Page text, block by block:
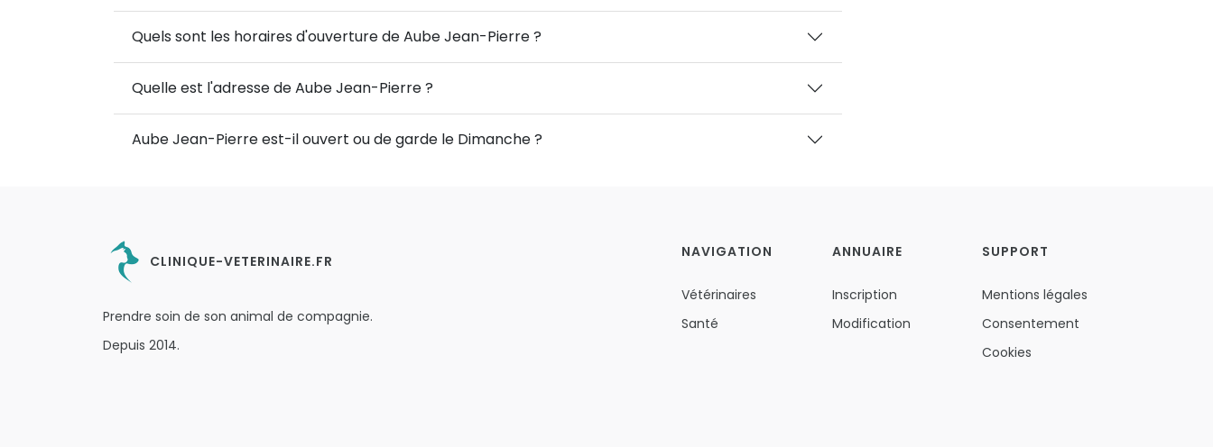
Quels sont les horaires d'ouverture de Aube Jean-Pierre ?
Quelle est l'adresse de Aube Jean-Pierre ?
Aube Jean-Pierre est-il ouvert ou de garde le Dimanche ?
CLINIQUE-VETERINAIRE.FR
Prendre soin de son animal de compagnie.
Depuis 2014.
NAVIGATION
Vétérinaires
Santé
ANNUAIRE
Inscription
Modification
SUPPORT
Mentions légales
Consentement
Cookies